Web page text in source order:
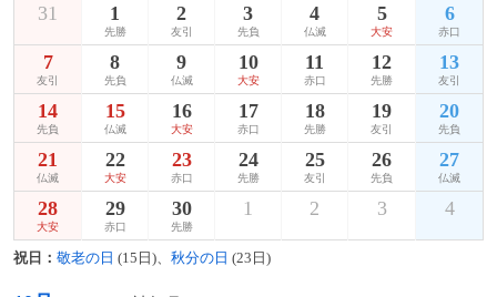
31 1
先勝
2
友引
3
先負
4
仏滅
5
大安
6
赤口
7
友引
8
先負
9
仏滅
10
大安
11
赤口
12
先勝
13
友引
14
先負
15
仏滅
16
大安
17
赤口
18
先勝
19
友引
20
先負
21
仏滅
22
大安
23
赤口
24
先勝
25
友引
26
先負
27
仏滅
28
大安
29
赤口
30
先勝
1 2 3 4
祝日： 敬老の日 (15日)、 秋分の日 (23日)